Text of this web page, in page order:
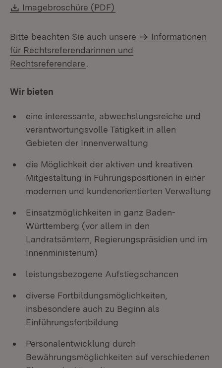
Download:
Imagebroschüre (PDF)
Bitte beachten Sie auch unsere
Informationen
für Rechtsreferendarinnen und
Rechtsreferendare
Wir bieten
eine interessante, abwechslungsreiche und
verantwortungsvolle Tätigkeit in allen
Gebieten der Innenverwaltung
die Möglichkeit der aktiven und kreativen
Mitgestaltung in Führungspositionen in einer
modernen und kundenorientierten Verwaltung
Einsatzmöglichkeiten in ganz Baden-
Württemberg (vor allem in den
Landratsämtern, Regierungspräsidien und im
Innenministerium)
leistungsbezogene Aufstiegschancen
diverse Fortbildungsmöglichkeiten,
insbesondere auch zu Beginn als
Einführungsfortbildung
Personalentwicklung durch
Bewährungsmöglichkeiten auf verschiedenen